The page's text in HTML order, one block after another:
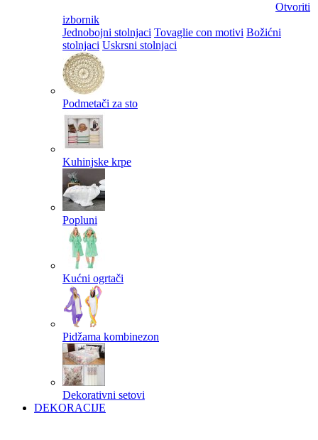
Otvoriti
izbornik
Jednobojni stolnjaci Tovaglie con motivi Božićni
stolnjaci Uskrsni stolnjaci
Podmetači za sto
Kuhinjske krpe
Popluni
Kućni ogrtači
Pidžama kombinezon
Dekorativni setovi
DEKORACIJE